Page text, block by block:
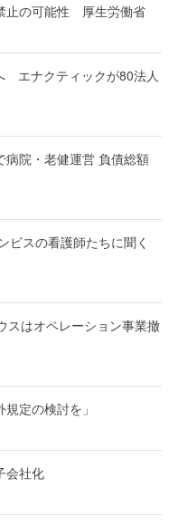
止の可能性 厚生労働省
エナクティックが80法人
院・老健運営 負債総額
ビスの看護師たちに聞く
スはオペレーション事業撤
定の検討を」
会社化